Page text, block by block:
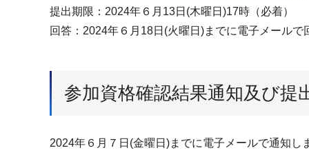
提出期限：2024年６月13日(木曜日)17時（必着）
回答：2024年６月18日(火曜日)までに電子メールで
参加資格確認結果通知及び提
2024年６月７日(金曜日)までに電子メールで通知し